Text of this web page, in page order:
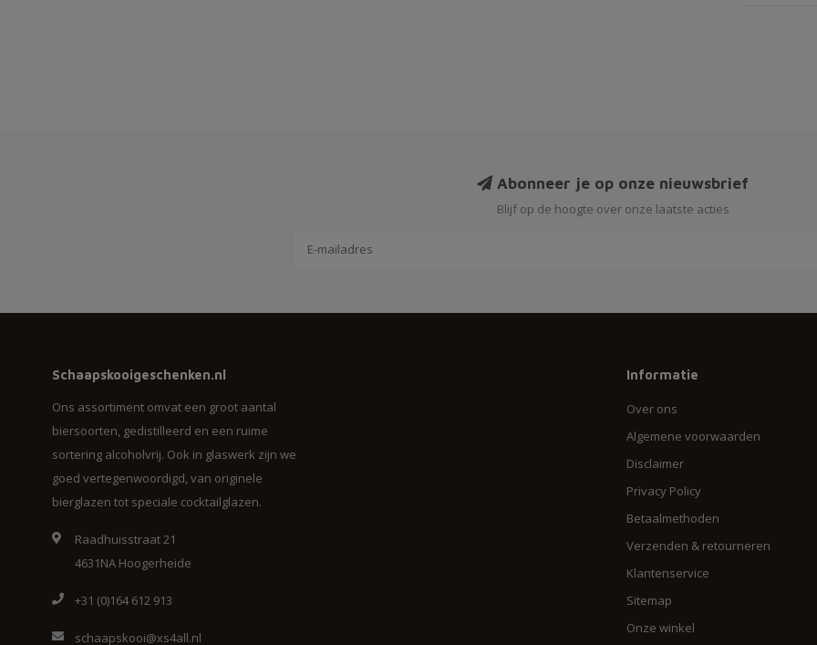
Abonneer je op onze nieuwsbrief
Blijf op de hoogte over onze laatste acties
Schaapskooigeschenken.nl
Ons assortiment omvat een groot aantal
biersoorten, gedistilleerd en een ruime
sortering alcoholvrij. Ook in glaswerk zijn we
goed vertegenwoordigd, van originele
bierglazen tot speciale cocktailglazen.
Raadhuisstraat 21
4631NA Hoogerheide
+31 (0)164 612 913
schaapskooi@xs4all.nl
Informatie
Over ons
Algemene voorwaarden
Disclaimer
Privacy Policy
Betaalmethoden
Verzenden & retourneren
Klantenservice
Sitemap
Onze winkel